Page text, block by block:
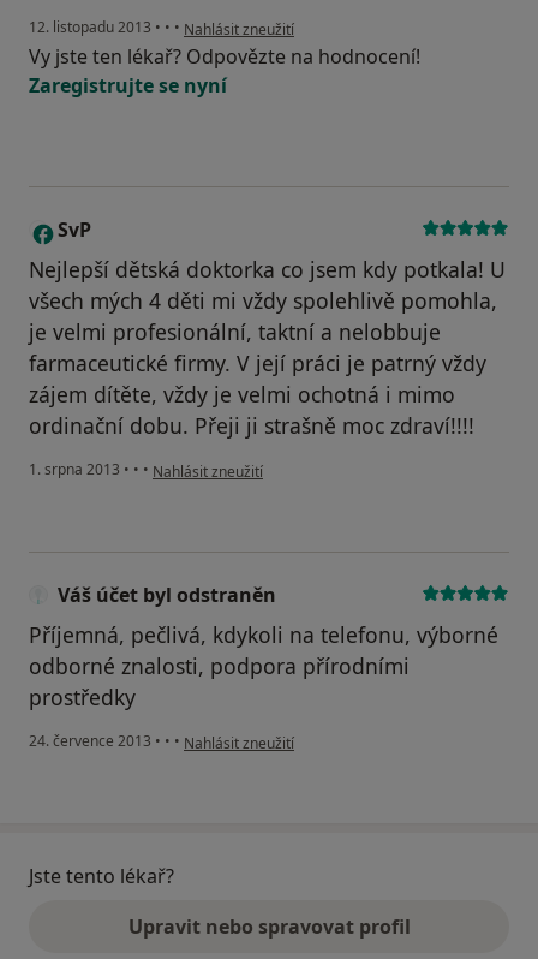
12. listopadu 2013 • • • podle názoru uživatele Váš účet byl odstraněn
Nahlásit zneužití
Vy jste ten lékař? Odpovězte na hodnocení!
Zaregistrujte se nyní
S SvP
Nejlepší dětská doktorka co jsem kdy potkala! U
všech mých 4 děti mi vždy spolehlivě pomohla,
je velmi profesionální, taktní a nelobbuje
farmaceutické firmy. V její práci je patrný vždy
zájem dítěte, vždy je velmi ochotná i mimo
ordinační dobu. Přeji ji strašně moc zdraví!!!!
1. srpna 2013 • • • podle názoru uživatele SvP
Nahlásit zneužití
Váš účet byl odstraněn
Příjemná, pečlivá, kdykoli na telefonu, výborné
odborné znalosti, podpora přírodními
prostředky
24. července 2013 • • • podle názoru uživatele Váš účet byl odstraněn
Nahlásit zneužití
Jste tento lékař?
Upravit nebo spravovat profil